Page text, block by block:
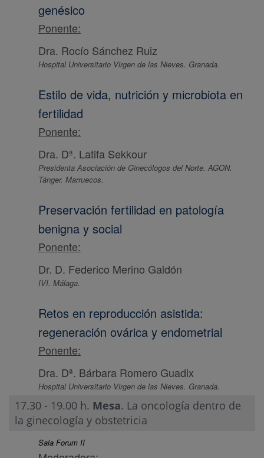
genésico
Ponente:
Dra. Rocío Sánchez Ruiz
Hospital Universitario Virgen de las Nieves. Granada.
Estilo de vida, nutrición y microbiota en
fertilidad
Ponente:
Dra. Dª. Latifa Sekkour
Presidenta Asociación de Ginecólogos del Norte. AGON.
Tánger. Marruecos.
Preservación fertilidad en patología
benigna y social
Ponente:
Dr. D. Federico Merino Galdón
IVI. Málaga.
Retos en reproducción asistida:
regeneración ovárica y endometrial
Ponente:
Dra. Dª. Bárbara Romero Guadix
Hospital Universitario Virgen de las Nieves. Granada.
17.30 - 19.00 h. Mesa. La oncología dentro de
la ginecología y obstetricia
Sala Forum II